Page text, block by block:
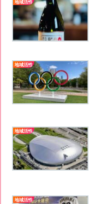
地域活性
地域活性
地域活性
地域活性